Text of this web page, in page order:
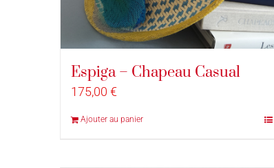
Espiga – Chapeau Casual
175,00 €
Ajouter au panier